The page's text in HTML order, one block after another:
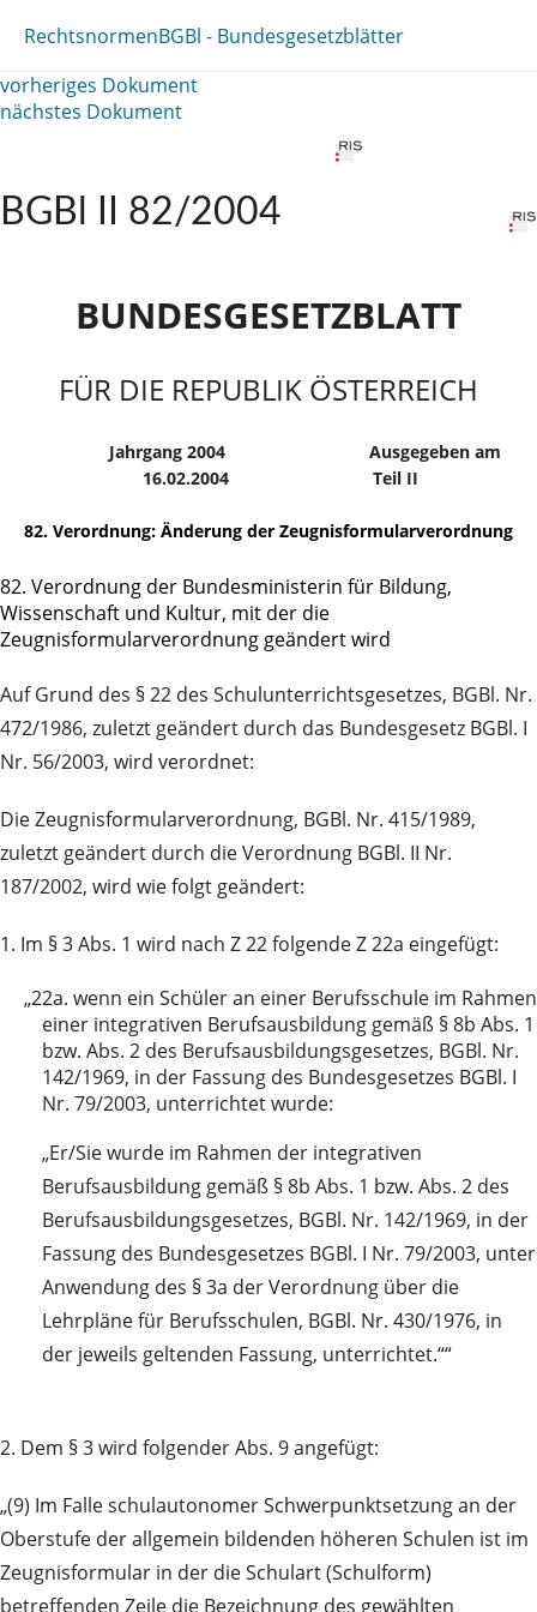
RechtsnormenBGBl - Bundesgesetzblätter
vorheriges Dokument
nächstes Dokument
BGBl II 82/2004
BUNDESGESETZBLATT
FÜR DIE REPUBLIK ÖSTERREICH
Jahrgang 2004
Ausgegeben am
16.02.2004
Teil II
82. Verordnung: Änderung der Zeugnisformularverordnung
82. Verordnung der Bundesministerin für Bildung,
Wissenschaft und Kultur, mit der die
Zeugnisformularverordnung geändert wird
Auf Grund des § 22 des Schulunterrichtsgesetzes, BGBl. Nr.
472/1986, zuletzt geändert durch das Bundesgesetz BGBl. I
Nr. 56/2003, wird verordnet:
Die Zeugnisformularverordnung, BGBl. Nr. 415/1989,
zuletzt geändert durch die Verordnung BGBl. II Nr.
187/2002, wird wie folgt geändert:
1. Im § 3 Abs. 1 wird nach Z 22 folgende Z 22a eingefügt:
„22a. wenn ein Schüler an einer Berufsschule im Rahmen
einer integrativen Berufsausbildung gemäß § 8b Abs. 1
bzw. Abs. 2 des Berufsausbildungsgesetzes, BGBl. Nr.
142/1969, in der Fassung des Bundesgesetzes BGBl. I
Nr. 79/2003, unterrichtet wurde:
„Er/Sie wurde im Rahmen der integrativen
Berufsausbildung gemäß § 8b Abs. 1 bzw. Abs. 2 des
Berufsausbildungsgesetzes, BGBl. Nr. 142/1969, in der
Fassung des Bundesgesetzes BGBl. I Nr. 79/2003, unter
Anwendung des § 3a der Verordnung über die
Lehrpläne für Berufsschulen, BGBl. Nr. 430/1976, in
der jeweils geltenden Fassung, unterrichtet.““
2. Dem § 3 wird folgender Abs. 9 angefügt:
„(9) Im Falle schulautonomer Schwerpunktsetzung an der
Oberstufe der allgemein bildenden höheren Schulen ist im
Zeugnisformular in der die Schulart (Schulform)
betreffenden Zeile die Bezeichnung des gewählten